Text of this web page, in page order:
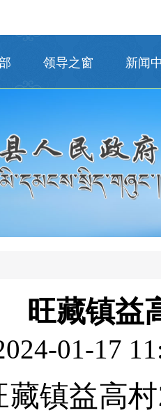
领导之窗 新闻
旺藏镇益
01-17
藏镇益高